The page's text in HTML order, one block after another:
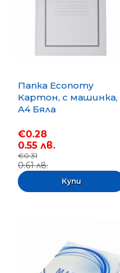
Папка Economy
Картон, с машинка,
А4 Бяла
€0.28
0.55 лв.
€0.31
0.61 лв.